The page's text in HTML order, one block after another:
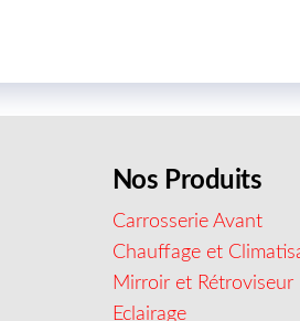
Nos Produits
Carrosserie Avant
Chauffage et
Mirroir et Rétroviseur
Eclairage